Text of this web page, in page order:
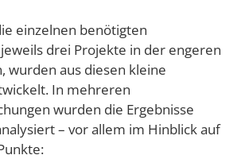
einzelnen benötigten
drei Projekte in der engeren
wurden aus diesen kleine
In mehreren
wurden die Ergebnisse
– vor allem im Hinblick auf